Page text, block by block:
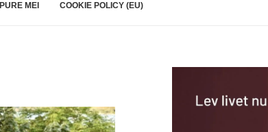
PURE MEI COOKIE POLICY (EU)